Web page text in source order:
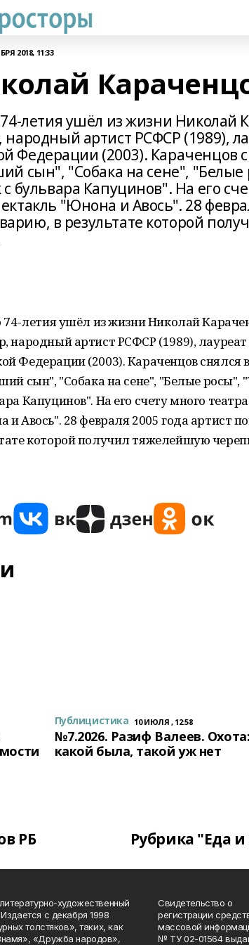
2018, 11:33
летия ушёл из жизни Николай
народный артист РСФСР (1989),
Федерации (2003). Караченцов
сын", "Собака на сене", "Белые
бульвара Капуцинов". На его
"Юнона и Авось". 28
в результате которой
74-летия ушёл из жизни Николай
народный артист РСФСР (1989),
Федерации (2003). Караченцов снялся
сын", "Собака на сене", "Белые росы",
Капуцинов". На его счету много
и Авось". 28 февраля 2005 года артист
которой получил тяжелейшую
Публицистика 10 ИЮЛЯ , 12:58
№7.2026. Разиф Валеев. Охота:
какой была, такой уж нет
РБ Рубрика "Еда
художественный
с декабря 1998
толстяков», таких, как
«Дружба народов»,
Свидетельство о
регистрации
массовой
№ ТУ 02-01564